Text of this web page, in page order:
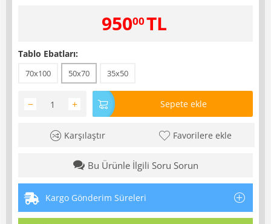
95000TL
Tablo Ebatları:
70x100 50x70 35x50
+
− Sepete ekle
Karşılaştır Favorilere ekle
Bu Ürünle İlgili Soru Sorun
Kargo Gönderim Süreleri